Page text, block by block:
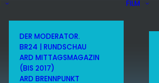
DER MODERATOR.
BR24 | RUNDSCHAU
ARD MITTAGSMAGAZIN
(BIS 2017)
ARD BRENNPUNKT
FILM